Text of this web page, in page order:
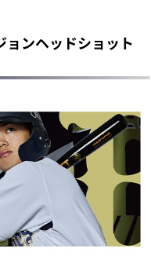
ンヘッドショット